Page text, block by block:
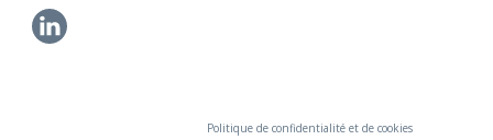
Li
Politique de confidentialité et de cookies